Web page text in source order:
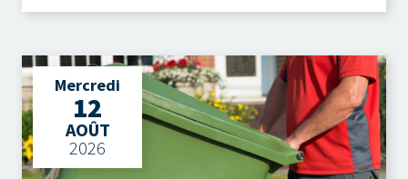
Mercredi
12
AOÛT
2026